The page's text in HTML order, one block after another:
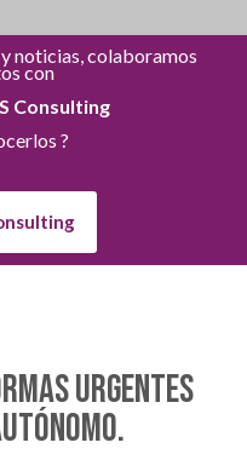
noticias, colaboramos
con
Consulting
?
urgentes